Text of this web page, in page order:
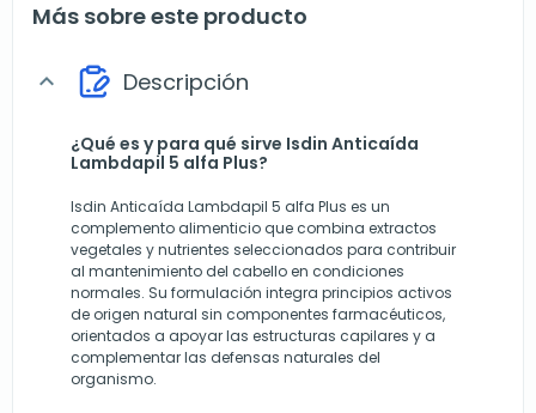
Más sobre este producto
expand_more Descripción
¿Qué es y para qué sirve Isdin Anticaída
Lambdapil 5 alfa Plus?
Isdin Anticaída Lambdapil 5 alfa Plus es un
complemento alimenticio que combina extractos
vegetales y nutrientes seleccionados para contribuir
al mantenimiento del cabello en condiciones
normales. Su formulación integra principios activos
de origen natural sin componentes farmacéuticos,
orientados a apoyar las estructuras capilares y a
complementar las defensas naturales del
organismo.